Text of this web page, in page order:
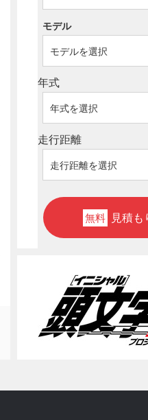
モデル
年式
走行距離
無料 見積も